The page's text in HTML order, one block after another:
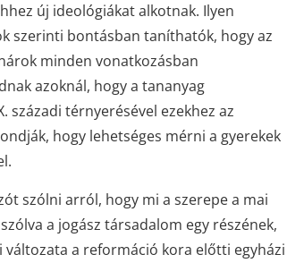
új ideológiákat alkotnak. Ilyen
szerinti bontásban taníthatók, hogy az
minden vonatkozásban
azoknál, hogy a tananyag
századi térnyerésével ezekhez az
hogy lehetséges mérni a gyerekek
szólni arról, hogy mi a szerepe a mai
a jogász társadalom egy részének,
változata a reformáció kora előtti egyházi